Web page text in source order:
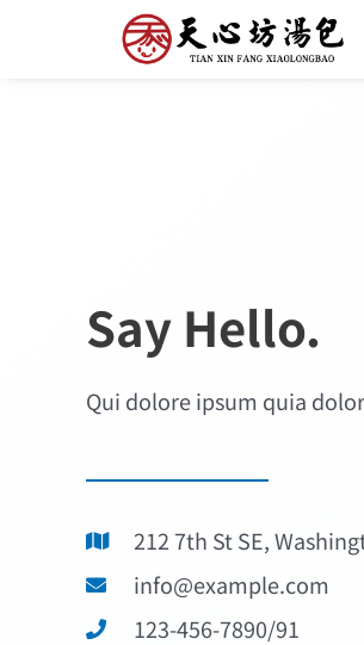
Say Hello.
Qui dolore ipsum quia
212 7th St SE,
info@example.com
123-456-7890/91